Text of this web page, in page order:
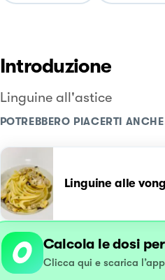
Introduzione
Linguine all'astice
POTREBBERO PIACERTI
Linguine alle
Calcola le dosi
Clicca qui e scarica